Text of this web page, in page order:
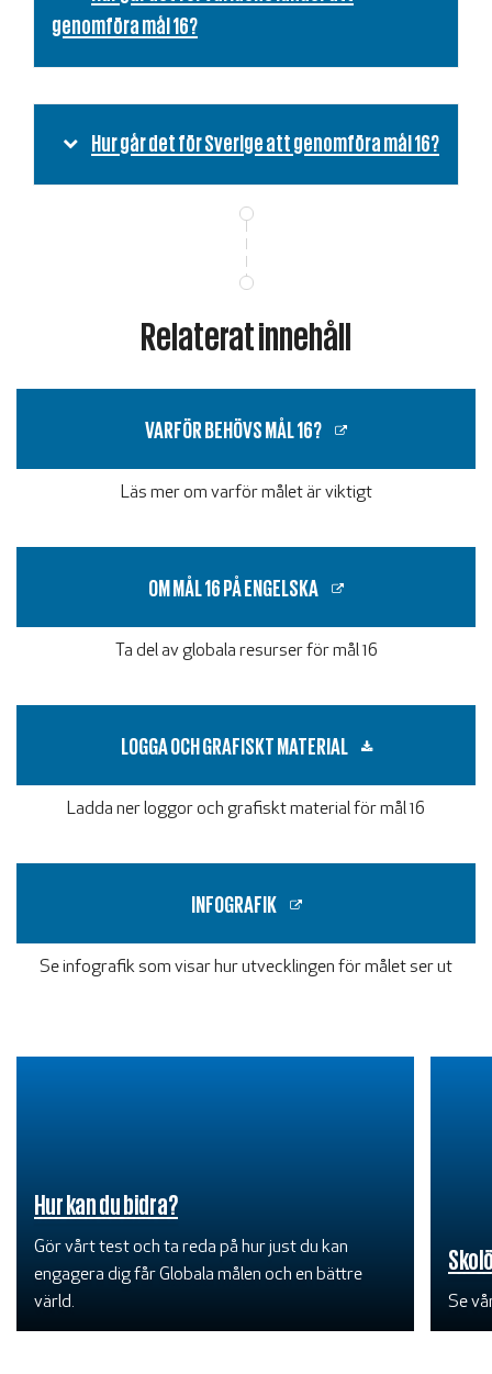
genomföra mål 16?
Hur går det för Sverige att genomföra mål 16?
Relaterat innehåll
VARFÖR BEHÖVS MÅL 16?
Läs mer om varför målet är viktigt
OM MÅL 16 PÅ ENGELSKA
Ta del av globala resurser för mål 16
LOGGA OCH GRAFISKT MATERIAL
Ladda ner loggor och grafiskt material för mål 16
INFOGRAFIK
Se infografik som visar hur utvecklingen för målet ser ut
Hur kan du bidra?
Gör vårt test och ta reda på hur just du kan
engagera dig får Globala målen och en bättre
värld.
Se